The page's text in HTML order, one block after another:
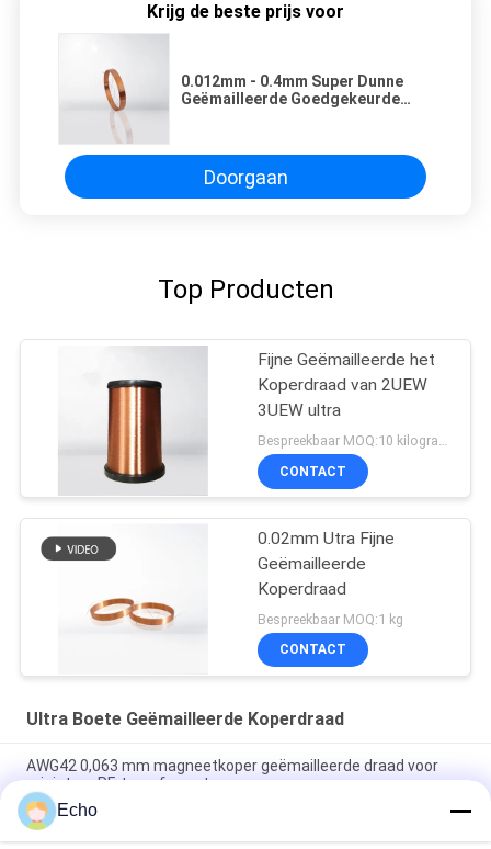
Krijg de beste prijs voor
0.012mm - 0.4mm Super Dunne
Geëmailleerde Goedgekeurde
Doorgaan
Top Producten
Fijne Geëmailleerde het
Koperdraad van 2UEW
3UEW ultra
CONTACT
0.02mm Utra Fijne
Geëmailleerde
Koperdraad
Bespreekbaar MOQ:1 kg
CONTACT
Ultra Boete Geëmailleerde Koperdraad
AWG42 0,063 mm magneetkoper geëmailleerde draad voor
miniatuur RF-transformatoren
Polyurethaan 0,06 mm 155°C/180°C geëmailleerde ronde
Echo